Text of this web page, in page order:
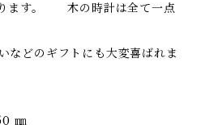
ります。 木の時計は全て一点
などのギフトにも大変喜ばれま
㎜